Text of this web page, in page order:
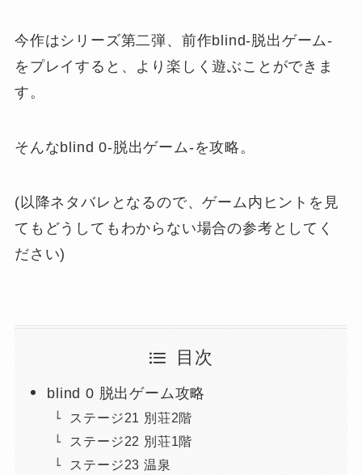
今作はシリーズ第二弾、前作blind-脱出ゲーム-
をプレイすると、より楽しく遊ぶことができま
す。
そんなblind 0-脱出ゲーム-を攻略。
(以降ネタバレとなるので、ゲーム内ヒントを見
てもどうしてもわからない場合の参考としてく
ださい)
目次
blind 0 脱出ゲーム攻略
ステージ21 別荘2階
ステージ22 別荘1階
ステージ23 温泉